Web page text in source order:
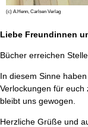
(c) A.Henn, Carlsen Verlag
Liebe Freundinnen
Bücher erreichen
In diesem Sinne
Verlockungen für
bleibt uns gewogen.
Herzliche Grüße und